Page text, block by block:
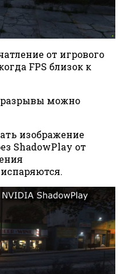
от игрового
FPS близок к
разрывы можно
изображение
ShadowPlay от